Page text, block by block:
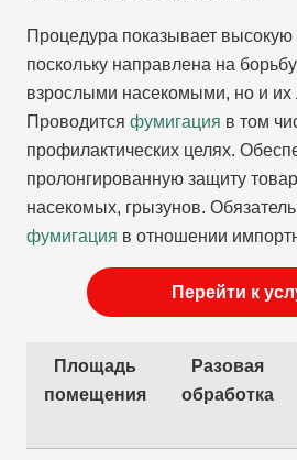
Процедура показывает высокую
поскольку направлена на
взрослыми насекомыми, но и их
Проводится фумигация в том
профилактических целях.
пролонгированную защиту
насекомых, грызунов.
фумигация в отношении
Перейти к
Площадь
помещения
Разовая
обработка